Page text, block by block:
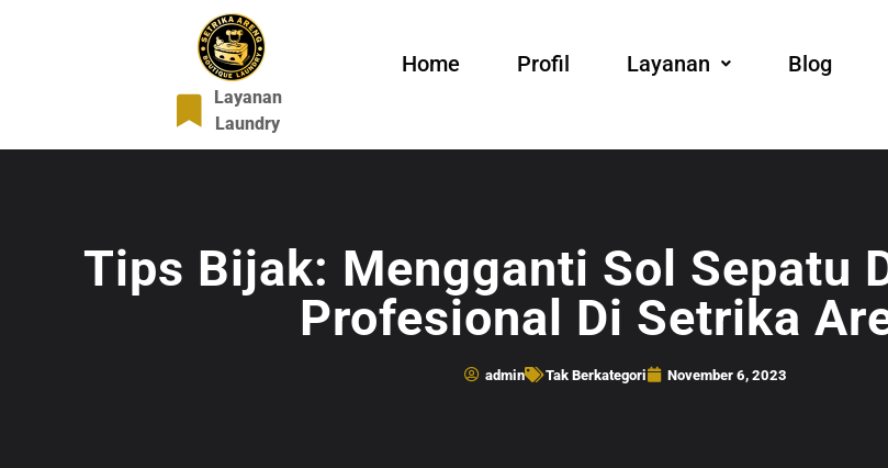
Layanan
Laundry
Home Profil Layanan Blog
Tips Bijak: Mengganti Sol Sepatu
Profesional Di Setrika
admin Tak Berkategori November 6, 2023